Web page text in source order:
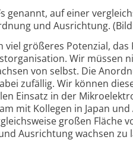
genannt, auf einer
und Aus­rich­tung.
größeres Potenzial,
Wir müssen
von selbst. Die
zu­fällig. Wir können
Ein­satz in der
mit Kollegen in Japan
großen Fläche
Aus­rich­tung wachsen zu